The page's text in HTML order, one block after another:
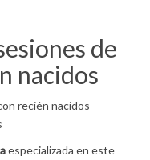
de
nacidos
especializada en este